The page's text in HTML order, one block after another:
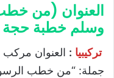
العنوان (من
وسلم خطبة حجة
تركيبيا : العنوان مركب
جملة: “من خطب